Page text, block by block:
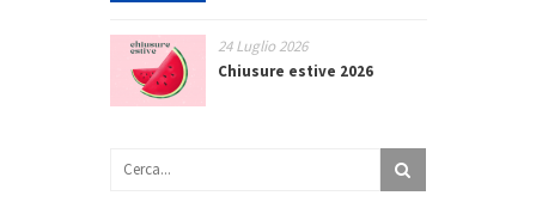
24 Luglio 2026
Chiusure estive 2026